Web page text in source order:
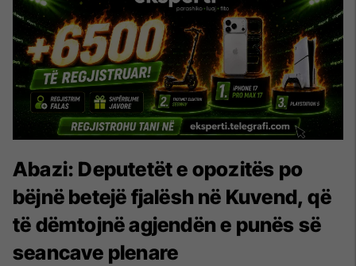
Abazi: Deputetët e opozitës po
bëjnë betejë fjalësh në Kuvend, që
të dëmtojnë agjendën e punës së
seancave plenare